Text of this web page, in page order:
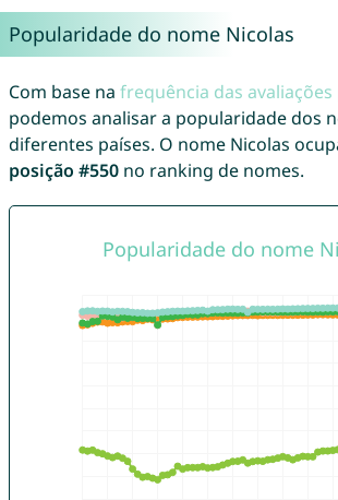
Popularidade do nome Nicolas
Com base na frequência das avaliações
podemos analisar a popularidade dos
diferentes países. O nome Nicolas
posição #550no ranking de nomes.